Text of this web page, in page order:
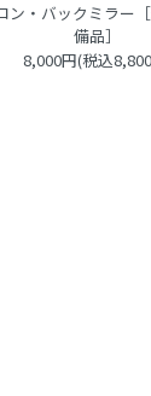
ン・バックミラー
備品］
8,000円(税込